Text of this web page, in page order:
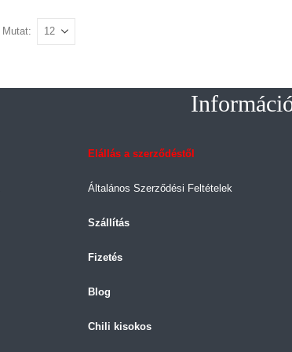
Mutat:
Elállás a szerződéstől
Általános Szerződési Feltételek
Szállítás
Fizetés
Blog
Chili kisokos